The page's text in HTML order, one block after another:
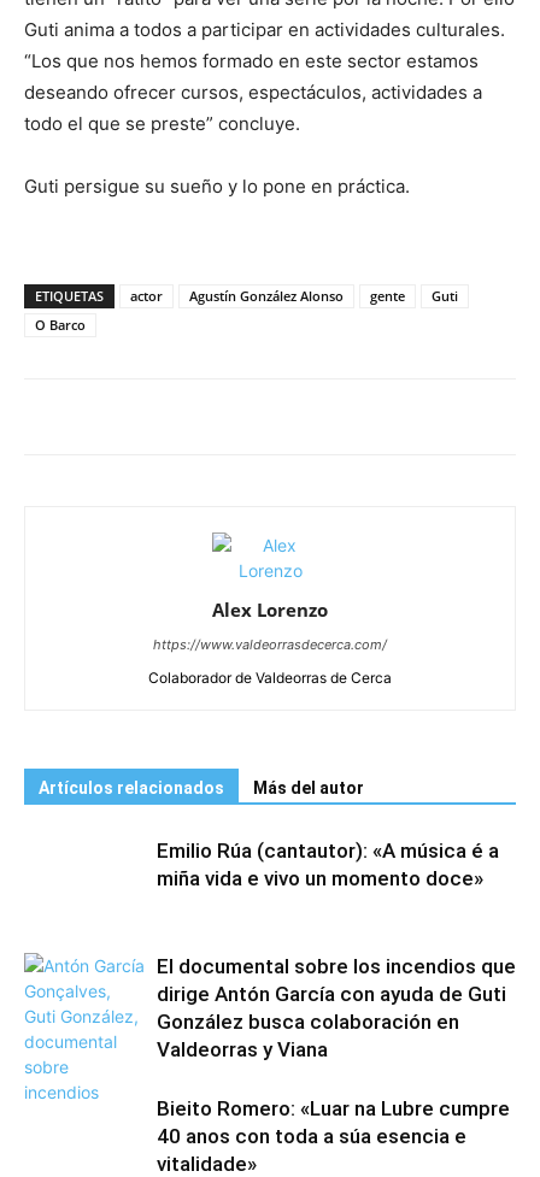
Guti anima a todos a participar en actividades culturales.
“Los que nos hemos formado en este sector estamos
deseando ofrecer cursos, espectáculos, actividades a
todo el que se preste” concluye.
Guti persigue su sueño y lo pone en práctica.
ETIQUETAS actor Agustín González Alonso gente
Guti
O Barco
Alex Lorenzo
https://www.valdeorrasdecerca.com/
Colaborador de Valdeorras de Cerca
Artículos relacionados Más del autor
Emilio Rúa (cantautor): «A música é a
miña vida e vivo un momento doce»
El documental sobre los incendios que
dirige Antón García con ayuda de Guti
González busca colaboración en
Valdeorras y Viana
Bieito Romero: «Luar na Lubre cumpre
40 anos con toda a súa esencia e
vitalidade»